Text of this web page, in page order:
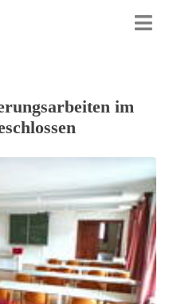
im